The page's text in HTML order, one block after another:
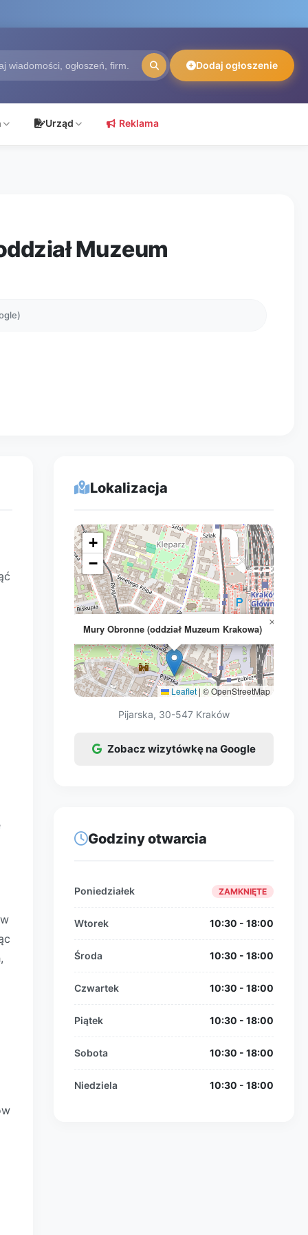
Dodaj ogłoszenie
Urząd Reklama
Muzeum
Lokalizacja
Mury Obronne (oddział Muzeum Krakowa)
×
+
−
Leaflet| © OpenStreetMap
Pijarska, 30-547 Kraków
Zobacz wizytówkę na Google
Godziny otwarcia
Poniedziałek ZAMKNIĘTE
Wtorek 10:30 - 18:00
Środa 10:30 - 18:00
Czwartek 10:30 - 18:00
Piątek 10:30 - 18:00
Sobota 10:30 - 18:00
Niedziela 10:30 - 18:00